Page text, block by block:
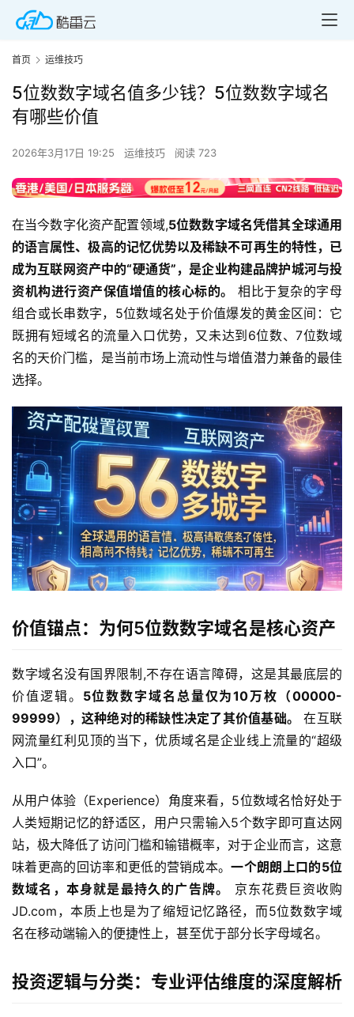
首页 运维技巧
5位数数字域名值多少钱？5位数数字域名
有哪些价值
2026年3月17日 19:25 运维技巧 阅读 723
在当今数字化资产配置领域,5位数数字域名凭借其全球通用
的语言属性、极高的记忆优势以及稀缺不可再生的特性，已
成为互联网资产中的“硬通货”，是企业构建品牌护城河与投
资机构进行资产保值增值的核心标的。
相比于复杂的字母
组合或长串数字，5位数域名处于价值爆发的黄金区间：它
既拥有短域名的流量入口优势，又未达到6位数、7位数域
名的天价门槛，是当前市场上流动性与增值潜力兼备的最佳
选择。
价值锚点：为何5位数数字域名是核心资产
数字域名没有国界限制,不存在语言障碍，这是其最底层的
价值逻辑。 5位数数字域名总量仅为10万枚（00000-
99999），这种绝对的稀缺性决定了其价值基础。
在互联
网流量红利见顶的当下，优质域名是企业线上流量的“超级
入口”。
从用户体验（Experience）角度来看，5位数域名恰好处于
人类短期记忆的舒适区，用户只需输入5个数字即可直达网
站，极大降低了访问门槛和输错概率，对于企业而言，这意
味着更高的回访率和更低的营销成本。一个朗朗上口的5位
数域名，本身就是最持久的广告牌。
京东花费巨资收购
JD.com，本质上也是为了缩短记忆路径，而5位数数字域
名在移动端输入的便捷性上，甚至优于部分长字母域名。
投资逻辑与分类：专业评估维度的深度解析